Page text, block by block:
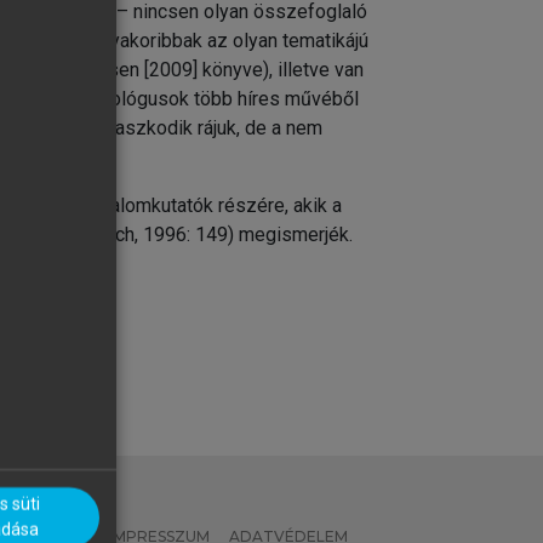
– nincsen olyan összefoglaló
Sokkal gyakoribbak az olyan tematikájú
H. Eriksen [2009] könyve), illetve van
antropológusok több híres művéből
erősen támaszkodik rájuk, de a nem
és társadalomkutatók részére, akik a
(Leach, 1996: 149) megismerjék.
IMPRESSZUM ADATVÉDELEM
süti